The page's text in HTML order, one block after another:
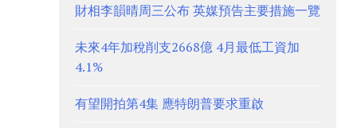
財相李韻晴周三公布 英媒預告主要措施一覽
未來4年加稅削支2668億 4月最低工資加
4.1%
有望開拍第4集 應特朗普要求重啟